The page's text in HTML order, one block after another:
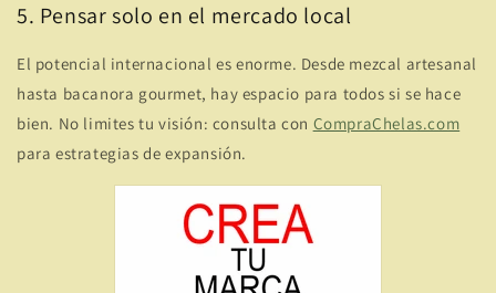
5. Pensar solo en el mercado local
El potencial internacional es enorme. Desde mezcal artesanal
hasta bacanora gourmet, hay espacio para todos si se hace
bien. No limites tu visión: consulta con CompraChelas.com
para estrategias de expansión.